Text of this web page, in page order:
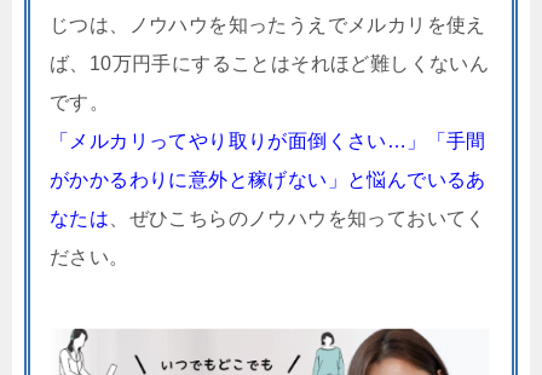
じつは、ノウハウを知ったうえでメルカリを使え
ば、10万円手にすることはそれほど難しくないん
です。
「メルカリってやり取りが面倒くさい…」「手間
がかかるわりに意外と稼げない」と悩んでいるあ
なたは 、ぜひこちらのノウハウを知っておいてく
ださい。